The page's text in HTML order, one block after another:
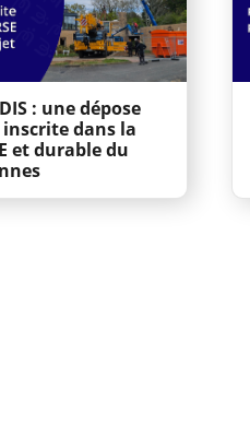
: une dépose
dans la
et durable du